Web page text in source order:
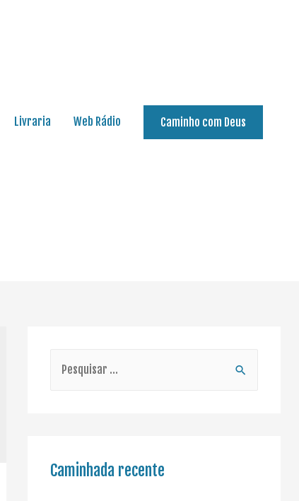
Livraria Web Rádio Caminho com Deus
Caminhada recente